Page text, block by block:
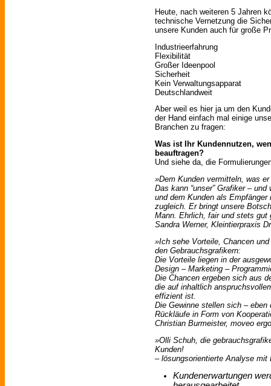
Heute, nach weiteren 5 Jahren
technische Vernetzung die
unsere Kunden auch für große
Industrieerfahrung
Flexibilität
Großer Ideenpool
Sicherheit
Kein Verwaltungsapparat
Deutschlandweit
Aber weil es hier ja um den
der Hand einfach mal einige
Branchen zu fragen:
Was ist Ihr Kundennutzen,
beauftragen?
Und siehe da, die
»Dem Kunden vermitteln, was
Das kann “unser” Grafiker –
und dem Kunden als
zugleich. Er bringt unsere
Mann. Ehrlich, fair und stets gut
Sandra Werner, Kleintierpraxis
»Ich sehe Vorteile, Chancen
den Gebrauchsgrafikern:
Die Vorteile liegen in der
Design – Marketing –
Die Chancen ergeben sich aus
die auf inhaltlich
effizient ist.
Die Gewinne stellen sich –
Rückläufe in Form von
Christian Burmeister, moveo
»Olli Schuh, die
Kunden!
– lösungsorientierte Analyse
Kundenerwartungen